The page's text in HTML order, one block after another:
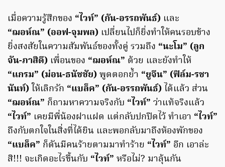
เมื่อความรู้สึกของ “ไวท์” (กัน-อรรถพันธ์) และ
“ฌอห์ณ” (ออฟ-จุมพล) เปลี่ยนไปก็ยิ่งทำให้คนรอบข้าง
ยิ่งสงสัยในความสัมพันธ์ของทั้งคู่ รวมถึง “นะโม” (ลูก
จัน-ภาสิดี) เพื่อนของ “ฌอห์ณ” ด้วย และยังทำให้
“แกรม” (ม่อน-ธนัชชัย)พูดตอกย้ำ “ยูจีน” (ฟิล์ม-รชา
นันท์)ให้เลิกรัก “แบล็ค” (กัน-อรรถพันธ์) ได้แล้ว ส่วน
“ฌอห์ณ” ก็ถามหาความจริงกับ “ไวท์” ว่าแท้จริงแล้ว
“ไวท์” เคยมีพี่น้องฝาแฝด แต่กลับปกปิดไว้ ทำเอา “ไวท์”
ถึงกับตกใจในสิ่งที่ได้ยิน และพอกลับมาถึงห้องพักของ
“แบล็ค” ก็ดันมีคนร้ายตามมาทำร้าย “ไวท์” อีก เอาล่ะ
สิ!!! จะเกิดอะไรขึ้นกับ “ไวท์” หรือไม่? มาลุ้นกัน